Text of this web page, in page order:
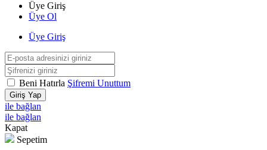
Üye Giriş
Üye Ol
Üye Giriş
Beni Hatırla Şifremi Unuttum
Giriş Yap
ile bağlan
ile bağlan
Kapat
Sepetim